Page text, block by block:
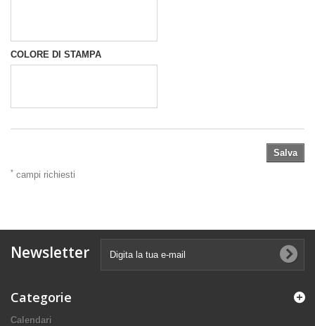
COLORE DI STAMPA
Salva
* campi richiesti
Newsletter
Categorie
Calendari